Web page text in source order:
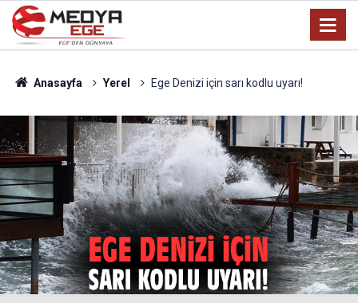
Anasayfa Yerel Ege Denizi için sarı kodlu uyarı!